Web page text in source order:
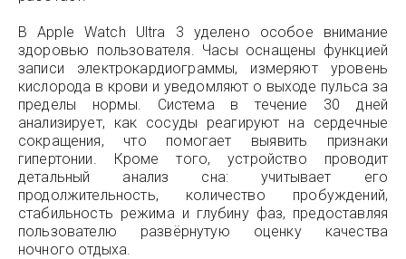
В Apple Watch Ultra 3 уделено особое внимание
здоровью пользователя. Часы оснащены функцией
записи электрокардиограммы, измеряют уровень
кислорода в крови и уведомляют о выходе пульса за
пределы нормы. Система в течение 30 дней
анализирует, как сосуды реагируют на сердечные
сокращения, что помогает выявить признаки
гипертонии. Кроме того, устройство проводит
детальный анализ сна: учитывает его
продолжительность, количество пробуждений,
стабильность режима и глубину фаз, предоставляя
пользователю развёрнутую оценку качества
ночного отдыха.